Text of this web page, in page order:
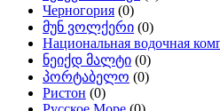
Черногория (0)
მუნ ვოლქერი (0)
Национальная водочная
ნეიქდ მალტი (0)
პორტაბელო (0)
Ристон (0)